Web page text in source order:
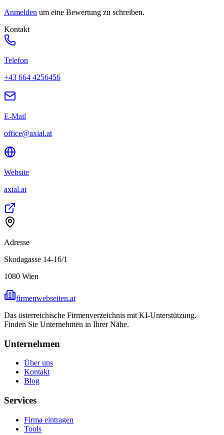
Anmelden um eine Bewertung zu schreiben.
Kontakt
Telefon
+43 664 4256456
E-Mail
office@axial.at
Website
axial.at
Adresse
Skodagasse 14-16/1
1080 Wien
firmenwebseiten.at
Das österreichische Firmenverzeichnis mit KI-Unterstützung.
Finden Sie Unternehmen in Ihrer Nähe.
Unternehmen
Über uns
Kontakt
Blog
Services
Firma eintragen
Tools